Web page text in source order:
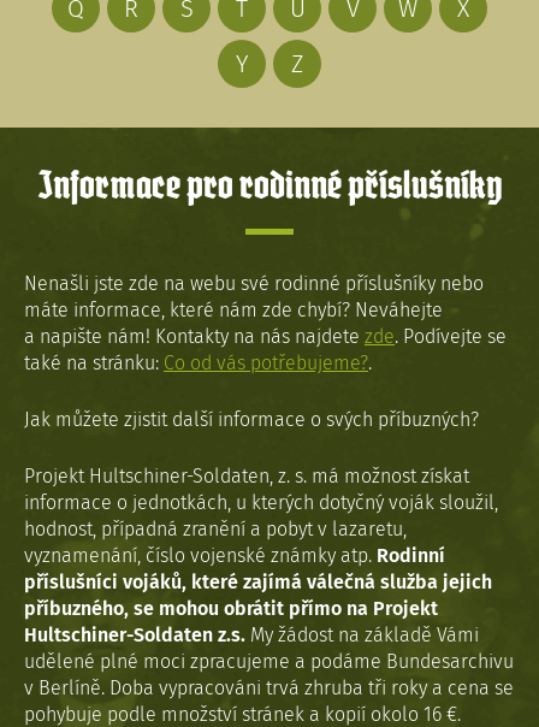
Q
R S T U V W
X
Y
Z
Informace pro rodinné příslušníky
Nenašli jste zde na webu své rodinné příslušníky nebo
máte informace, které nám zde chybí? Neváhejte
a napište nám! Kontakty na nás najdete zde. Podívejte se
také na stránku: Co od vás potřebujeme?.
Jak můžete zjistit další informace o svých příbuzných?
Projekt Hultschiner-Soldaten, z. s. má možnost získat
informace o jednotkách, u kterých dotyčný voják sloužil,
hodnost, případná zranění a pobyt v lazaretu,
vyznamenání, číslo vojenské známky atp. Rodinní
příslušníci vojáků, které zajímá válečná služba jejich
příbuzného, se mohou obrátit přímo na Projekt
Hultschiner-Soldaten z.s. My žádost na základě Vámi
udělené plné moci zpracujeme a podáme Bundesarchivu
v Berlíně. Doba vypracováni trvá zhruba tři roky a cena se
pohybuje podle množství stránek a kopií okolo 16 €.